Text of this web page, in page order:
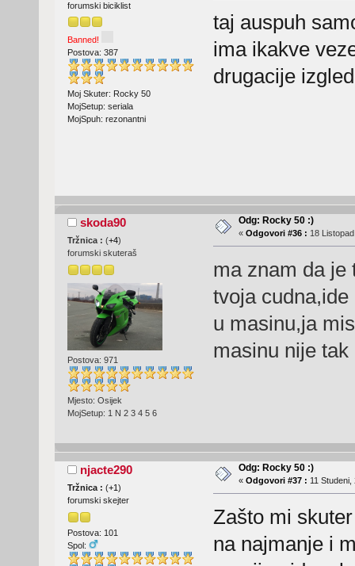
forumski biciklist
Banned!
Postova: 387
Moj Skuter: Rocky 50
MojSetup: seriala
MojSpuh: rezonantni
taj auspuh
ima ikakve
drugacije
skoda90
Tržnica : (+4)
forumski skuteraš
Postova: 971
Mjesto: Osijek
MojSetup: 1 N 2 3 4 5 6
Odg: Rocky 50 :)
« Odgovori #36 : 18
ma znam da je
tvoja
u masinu,ja
masinu nije
njacte290
Tržnica : (+1)
forumski skejter
Postova: 101
Spol:
Odg: Rocky 50 :)
« Odgovori #37 : 11 Studeni,
Zašto mi
na najmanje i